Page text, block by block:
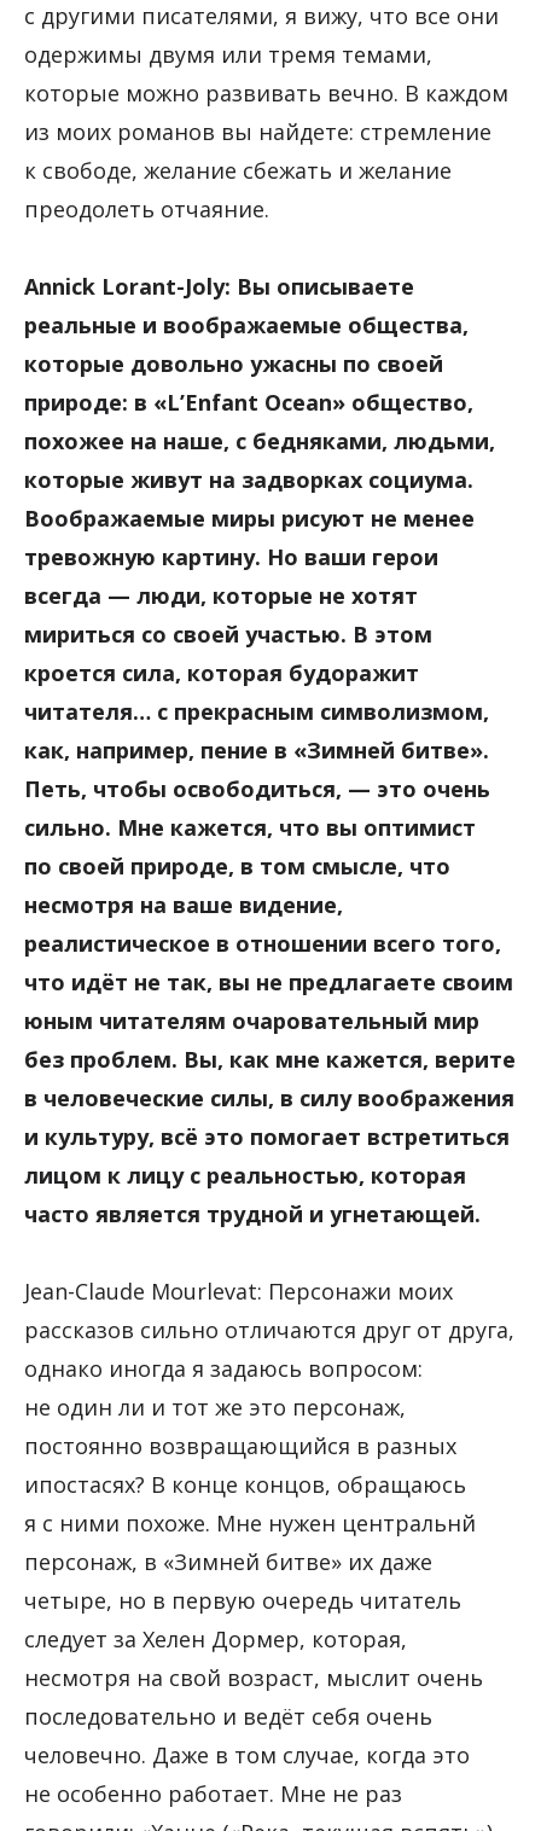
с другими писателями, я вижу, что все они
одержимы двумя или тремя темами,
которые можно развивать вечно. В каждом
из моих романов вы найдете: стремление
к свободе, желание сбежать и желание
преодолеть отчаяние.
Annick Lorant-Joly: Вы описываете
реальные и воображаемые общества,
которые довольно ужасны по своей
природе: в «L’Enfant Ocean» общество,
похожее на наше, с бедняками, людьми,
которые живут на задворках социума.
Воображаемые миры рисуют не менее
тревожную картину. Но ваши герои
всегда — люди, которые не хотят
мириться со своей участью. В этом
кроется сила, которая будоражит
читателя… с прекрасным символизмом,
как, например, пение в «Зимней битве».
Петь, чтобы освободиться, — это очень
сильно. Мне кажется, что вы оптимист
по своей природе, в том смысле, что
несмотря на ваше видение,
реалистическое в отношении всего того,
что идёт не так, вы не предлагаете своим
юным читателям очаровательный мир
без проблем. Вы, как мне кажется, верите
в человеческие силы, в силу воображения
и культуру, всё это помогает встретиться
лицом к лицу с реальностью, которая
часто является трудной и угнетающей.
Jean-Claude Mourlevat: Персонажи моих
рассказов сильно отличаются друг от друга,
однако иногда я задаюсь вопросом:
не один ли и тот же это персонаж,
постоянно возвращающийся в разных
ипостасях? В конце концов, обращаюсь
я с ними похоже. Мне нужен центральнй
персонаж, в «Зимней битве» их даже
четыре, но в первую очередь читатель
следует за Хелен Дормер, которая,
несмотря на свой возраст, мыслит очень
последовательно и ведёт себя очень
человечно. Даже в том случае, когда это
не особенно работает. Мне не раз